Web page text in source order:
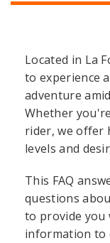
Located in La
to experience
adventure
Whether
rider, we offer
levels and
This FAQ
questions
to provide you
information to